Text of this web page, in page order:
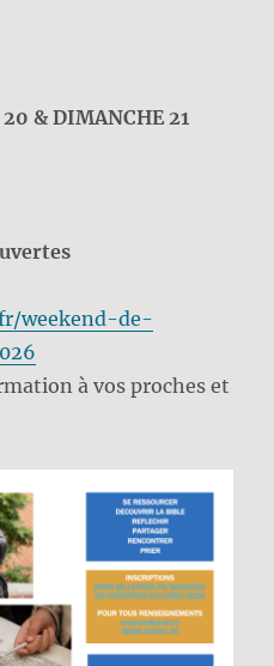
& DIMANCHE 21
weekend-de-
à vos proches et